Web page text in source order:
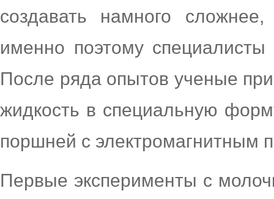
создавать намного
именно поэтому
После ряда опытов ученые
жидкость в специальную
поршней с электромагнитным
Первые эксперименты с